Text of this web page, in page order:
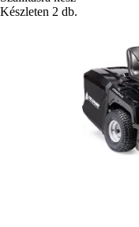
Készleten 2 db.